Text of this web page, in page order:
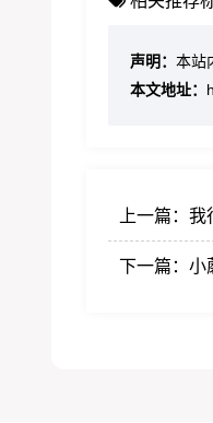
声明： 本站
本文地址：
上一篇： 我
下一篇： 小